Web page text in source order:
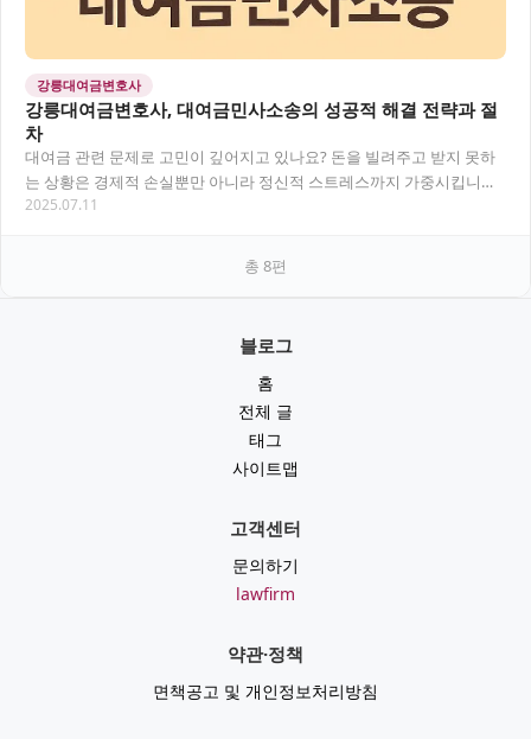
강릉대여금변호사
강릉대여금변호사, 대여금민사소송의 성공적 해결 전략과 절
차
대여금 관련 문제로 고민이 깊어지고 있나요? 돈을 빌려주고 받지 못하
는 상황은 경제적 손실뿐만 아니라 정신적 스트레스까지 가중시킵니다.
특히 대여금민사소송을 고려 중이라면 전문가의…
2025.07.11
총 8편
블로그
홈
전체 글
태그
사이트맵
고객센터
문의하기
lawfirm
약관·정책
면책공고 및 개인정보처리방침